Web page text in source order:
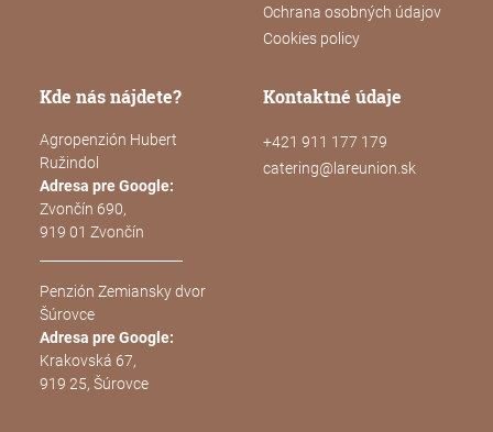
Ochrana osobných údajov
Cookies policy
Kde nás nájdete?
Agropenzión Hubert
Ružindol
Adresa pre Google:
Zvončín 690,
919 01 Zvončín
Penzión Zemiansky dvor
Šúrovce
Adresa pre Google:
Krakovská 67,
919 25, Šúrovce
Kontaktné údaje
+421 911 177 179
catering@lareunion.sk